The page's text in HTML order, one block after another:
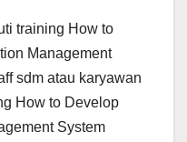
training How to
Management
sdm atau karyawan
How to Develop
System